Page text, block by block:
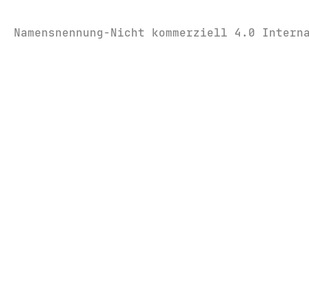
Namensnennung-Nicht kommerziell 4.0